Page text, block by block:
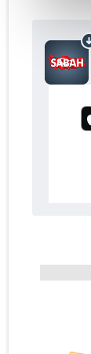
reklam/
6698